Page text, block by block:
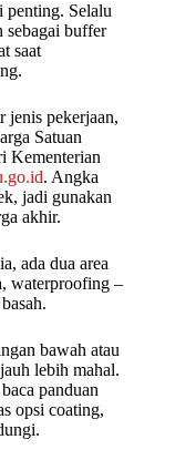
penting. Selalu
sebagai buffer
saat
jenis pekerjaan,
Satuan
Kementerian
. Angka
jadi gunakan
akhir.
ada dua area
waterproofing –
bawah atau
lebih mahal.
panduan
opsi coating,